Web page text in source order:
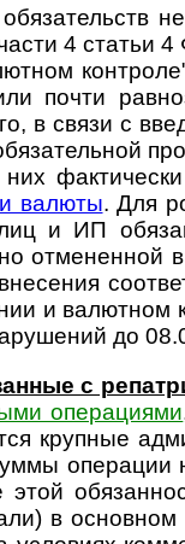
4 ста­тьи
почти
в связи с
валюты. Для
и ИП
отме­нен­ной
и валют­ном
до
с
опе­ра­ци­ями
круп­ные
этой
в